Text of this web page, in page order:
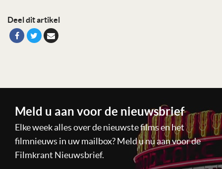
Deel dit artikel
Meld u aan voor de nieuwsbrief
Elke week alles over de nieuwste films en het
filmnieuws in uw mailbox? Meld u nu aan voor de
Filmkrant Nieuwsbrief.